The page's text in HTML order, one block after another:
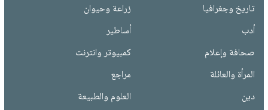
تاريخ وجغرافيا
زراعة وحيوان
أدب
أساطير
صحافة وإعلام
كمبيوتر وانترنت
المرأة والعائلة
مراجع
دين
العلوم والطبيعة